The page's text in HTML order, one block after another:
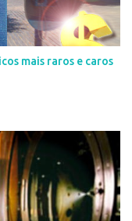
mais raros e caros